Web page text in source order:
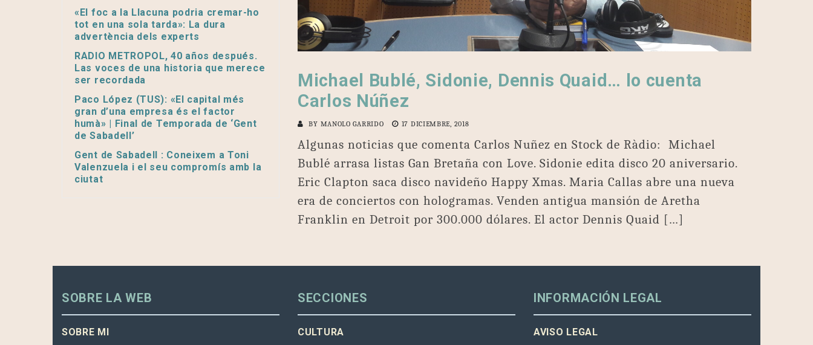
Michael Bublé, Sidonie, Dennis Quaid… lo cuenta
Carlos Núñez
BY MANOLO GARRIDO 17 DICIEMBRE, 2018
Algunas noticias que comenta Carlos Nuñez en Stock de Ràdio: Michael
Bublé arrasa listas Gan Bretaña con Love. Sidonie edita disco 20 aniversario.
Eric Clapton saca disco navideño Happy Xmas. Maria Callas abre una nueva
era de conciertos con hologramas. Venden antigua mansión de Aretha
Franklin en Detroit por 300.000 dólares. El actor Dennis Quaid […]
«El foc a la Llacuna podria cremar-ho
tot en una sola tarda»: La dura
advertència dels experts
RADIO METROPOL, 40 años después.
Las voces de una historia que merece
ser recordada
Paco López (TUS): «El capital més
gran d’una empresa és el factor
humà» | Final de Temporada de ‘Gent
de Sabadell’
Gent de Sabadell : Coneixem a Toni
Valenzuela i el seu compromís amb la
ciutat
SOBRE LA WEB
SOBRE MI
SECCIONES
CULTURA
INFORMACIÓN LEGAL
AVISO LEGAL